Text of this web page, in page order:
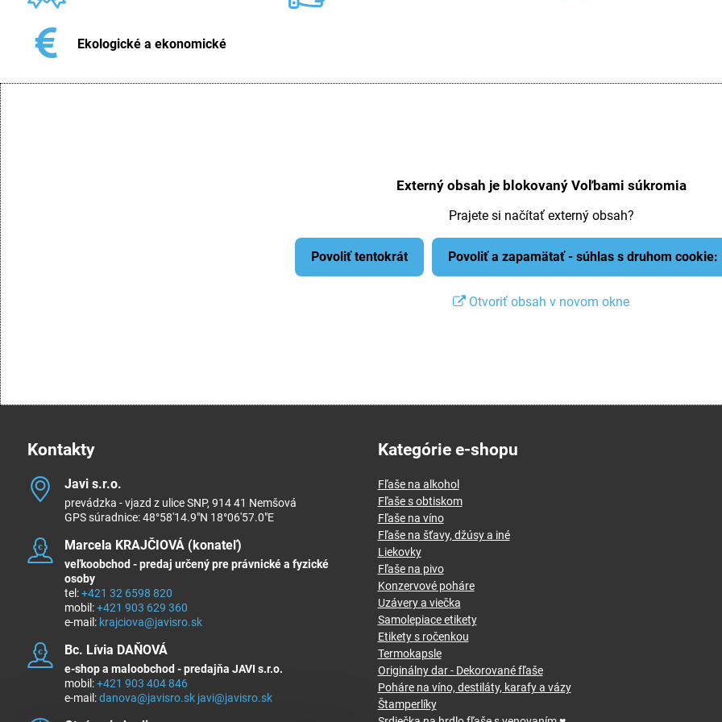
Ekologické a ekonomické
Externý obsah je blokovaný Voľbami súkromia
Prajete si načítať externý obsah?
Povoliť tentokrát Povoliť a zapamätať - súhlas s druhom cookie:
Otvoriť obsah v novom okne
Kontakty
Javi s​.r​.o​.
prevádzka - vjazd z ulice SNP, 914 41 Nemšová
GPS súradnice: 48°58'14.9"N 18°06'57.0"E
Marcela KRAJČIOVÁ (konateľ)
veľkoobchod - predaj určený pre právnické a fyzické
osoby
tel:+421 32 6598 820
mobil:+421 903 629 360
e-mail: krajciova@javisro.sk
Bc​. Lívia DAŇOVÁ
e-shop a maloobchod - predajňa JAVI s.r.o.
mobil:+421 903 404 846
e-mail:danova@javisro.skjavi@javisro.sk
Kategórie e-shopu
Fľaše na alkohol
Fľaše s obtiskom
Fľaše na víno
Fľaše na šťavy, džúsy a iné
Liekovky
Fľaše na pivo
Konzervové poháre
Uzávery a viečka
Samolepiace etikety
Etikety s ročenkou
Termokapsle
Originálny dar - Dekorované fľaše
Poháre na víno, destiláty, karafy a vázy
Štamperlíky